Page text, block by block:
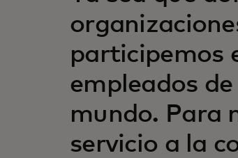
participemos
empleados
mundo. Para
servicio a la